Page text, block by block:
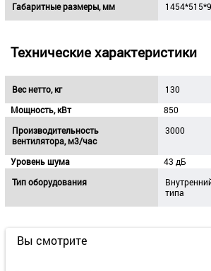
Габаритные размеры, мм
Технические характеристики
Вес нетто, кг
130
Мощность, кВт
850
Производительность
вентилятора, м3/час
3000
Уровень шума
43 дБ
Тип оборудования
типа
Вы смотрите